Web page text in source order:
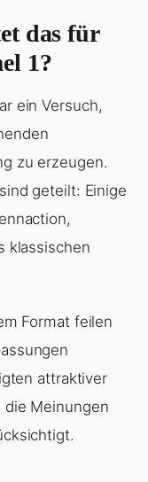
das für
1?
ein Versuch,
zu erzeugen.
geteilt: Einige
klassischen
Format feilen
attraktiver
die Meinungen